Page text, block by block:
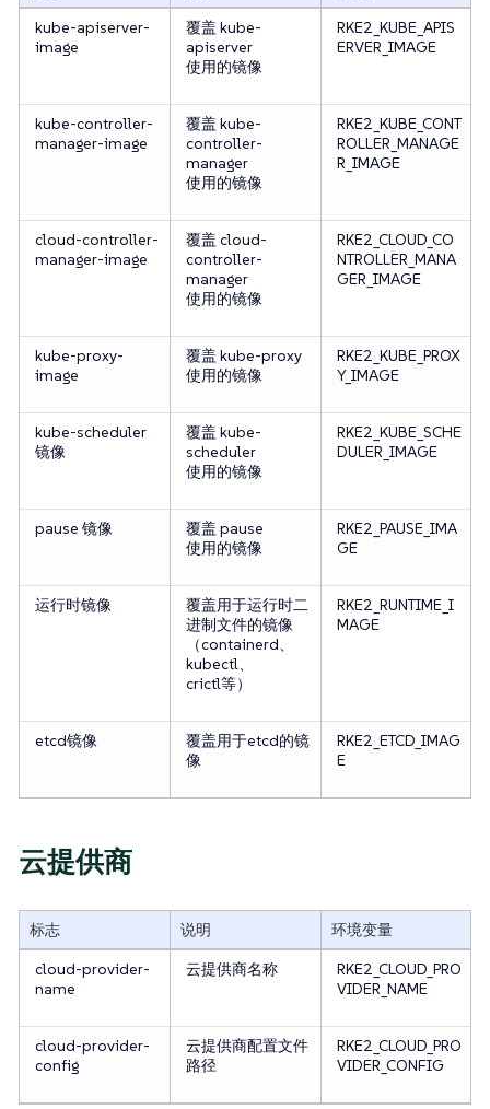
kube-apiserver-
image
覆盖 kube-
apiserver
使用的镜像
RKE2_KUBE_APIS
ERVER_IMAGE
kube-controller-
manager-image
覆盖 kube-
controller-
manager
使用的镜像
RKE2_KUBE_CONT
ROLLER_MANAGE
R_IMAGE
cloud-controller-
manager-image
覆盖 cloud-
controller-
manager
使用的镜像
RKE2_CLOUD_CO
NTROLLER_MANA
GER_IMAGE
kube-proxy-
image
覆盖 kube-proxy
使用的镜像
RKE2_KUBE_PROX
Y_IMAGE
kube-scheduler
镜像
覆盖 kube-
scheduler
使用的镜像
RKE2_KUBE_SCHE
DULER_IMAGE
pause 镜像
覆盖 pause
使用的镜像
RKE2_PAUSE_IMA
GE
运行时镜像
覆盖用于运行时二
进制文件的镜像
（containerd、
kubectl、
crictl等）
RKE2_RUNTIME_I
MAGE
etcd镜像
覆盖用于etcd的镜
像
RKE2_ETCD_IMAG
E
云提供商
标志 说明
环境变量
cloud-provider-
name
云提供商名称
RKE2_CLOUD_PRO
VIDER_NAME
cloud-provider-
config
云提供商配置文件
路径
RKE2_CLOUD_PRO
VIDER_CONFIG